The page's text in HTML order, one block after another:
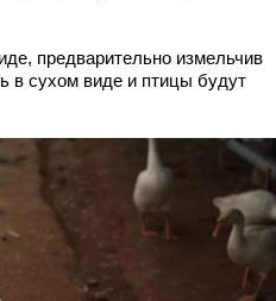
предварительно измельчив
в сухом виде и птицы будут